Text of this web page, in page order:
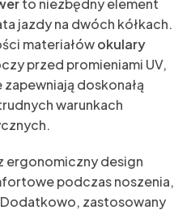
to niezbędny element
jazdy na dwóch kółkach.
materiałówokulary
przed promieniami UV,
zapewniają doskonałą
warunkach
ergonomiczny design
podczas noszenia,
zastosowany